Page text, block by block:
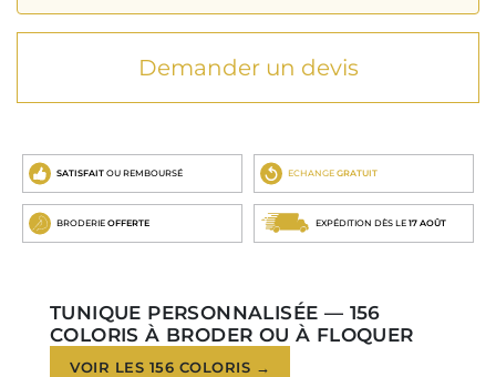
Demander un devis
SATISFAIT OU REMBOURSÉ ECHANGE GRATUIT
BRODERIE OFFERTE EXPÉDITION DÈS LE 17 AOÛT
TUNIQUE PERSONNALISÉE — 156
COLORIS À BRODER OU À FLOQUER
VOIR LES 156 COLORIS →